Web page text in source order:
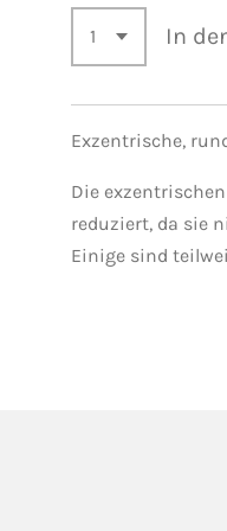
In
Exzentrische,
Die
reduziert, da sie
Einige sind